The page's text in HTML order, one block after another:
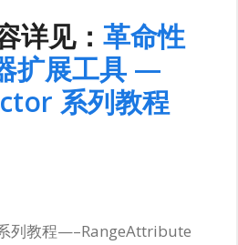
详见： 革命性
扩展工具 —
系列教程
列教程—–RangeAttribute